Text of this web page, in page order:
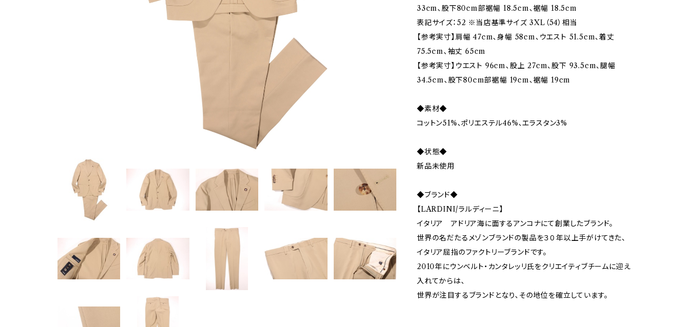
33cm、股下80cm部裾幅 18.5cm、裾幅 18.5cm
表記サイズ：52 ※当店基準サイズ 3XL（54）相当
【参考実寸】肩幅 47cm、身幅 58cm、ウエスト 51.5cm、着丈
75.5cm、袖丈 65cm
【参考実寸】ウエスト 96cm、股上 27cm、股下 93.5cm、腿幅
34.5cm、股下80cm部裾幅 19cm、裾幅 19cm
◆素材◆
コットン51%、ポリエステル46%、エラスタン3%
◆状態◆
新品未使用
◆ブランド◆
【LARDINI/ラルディーニ】
イタリア アドリア海に面するアンコナにて創業したブランド。
世界の名だたるメゾンブランドの製品を３０年以上手がけてきた、
イタリア屈指のファクトリーブランドです。
2010年にウンベルト・カンタレッリ氏をクリエイティブチームに迎え
入れてからは、
世界が注目するブランドとなり、その地位を確立しています。